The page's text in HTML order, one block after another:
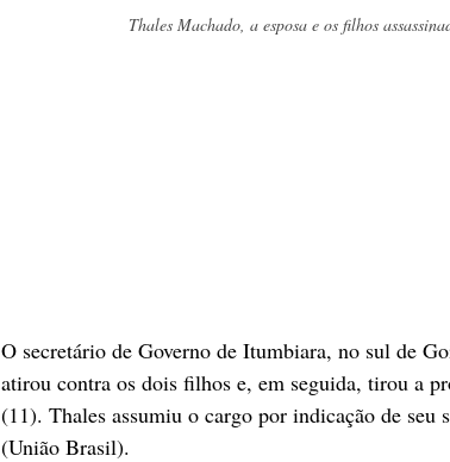
Thales Machado, a esposa e os filhos
O secretário de Governo de Itumbiara, no sul de
atirou contra os dois filhos e, em seguida, tirou a
(11). Thales assumiu o cargo por indicação de
(União Brasil).